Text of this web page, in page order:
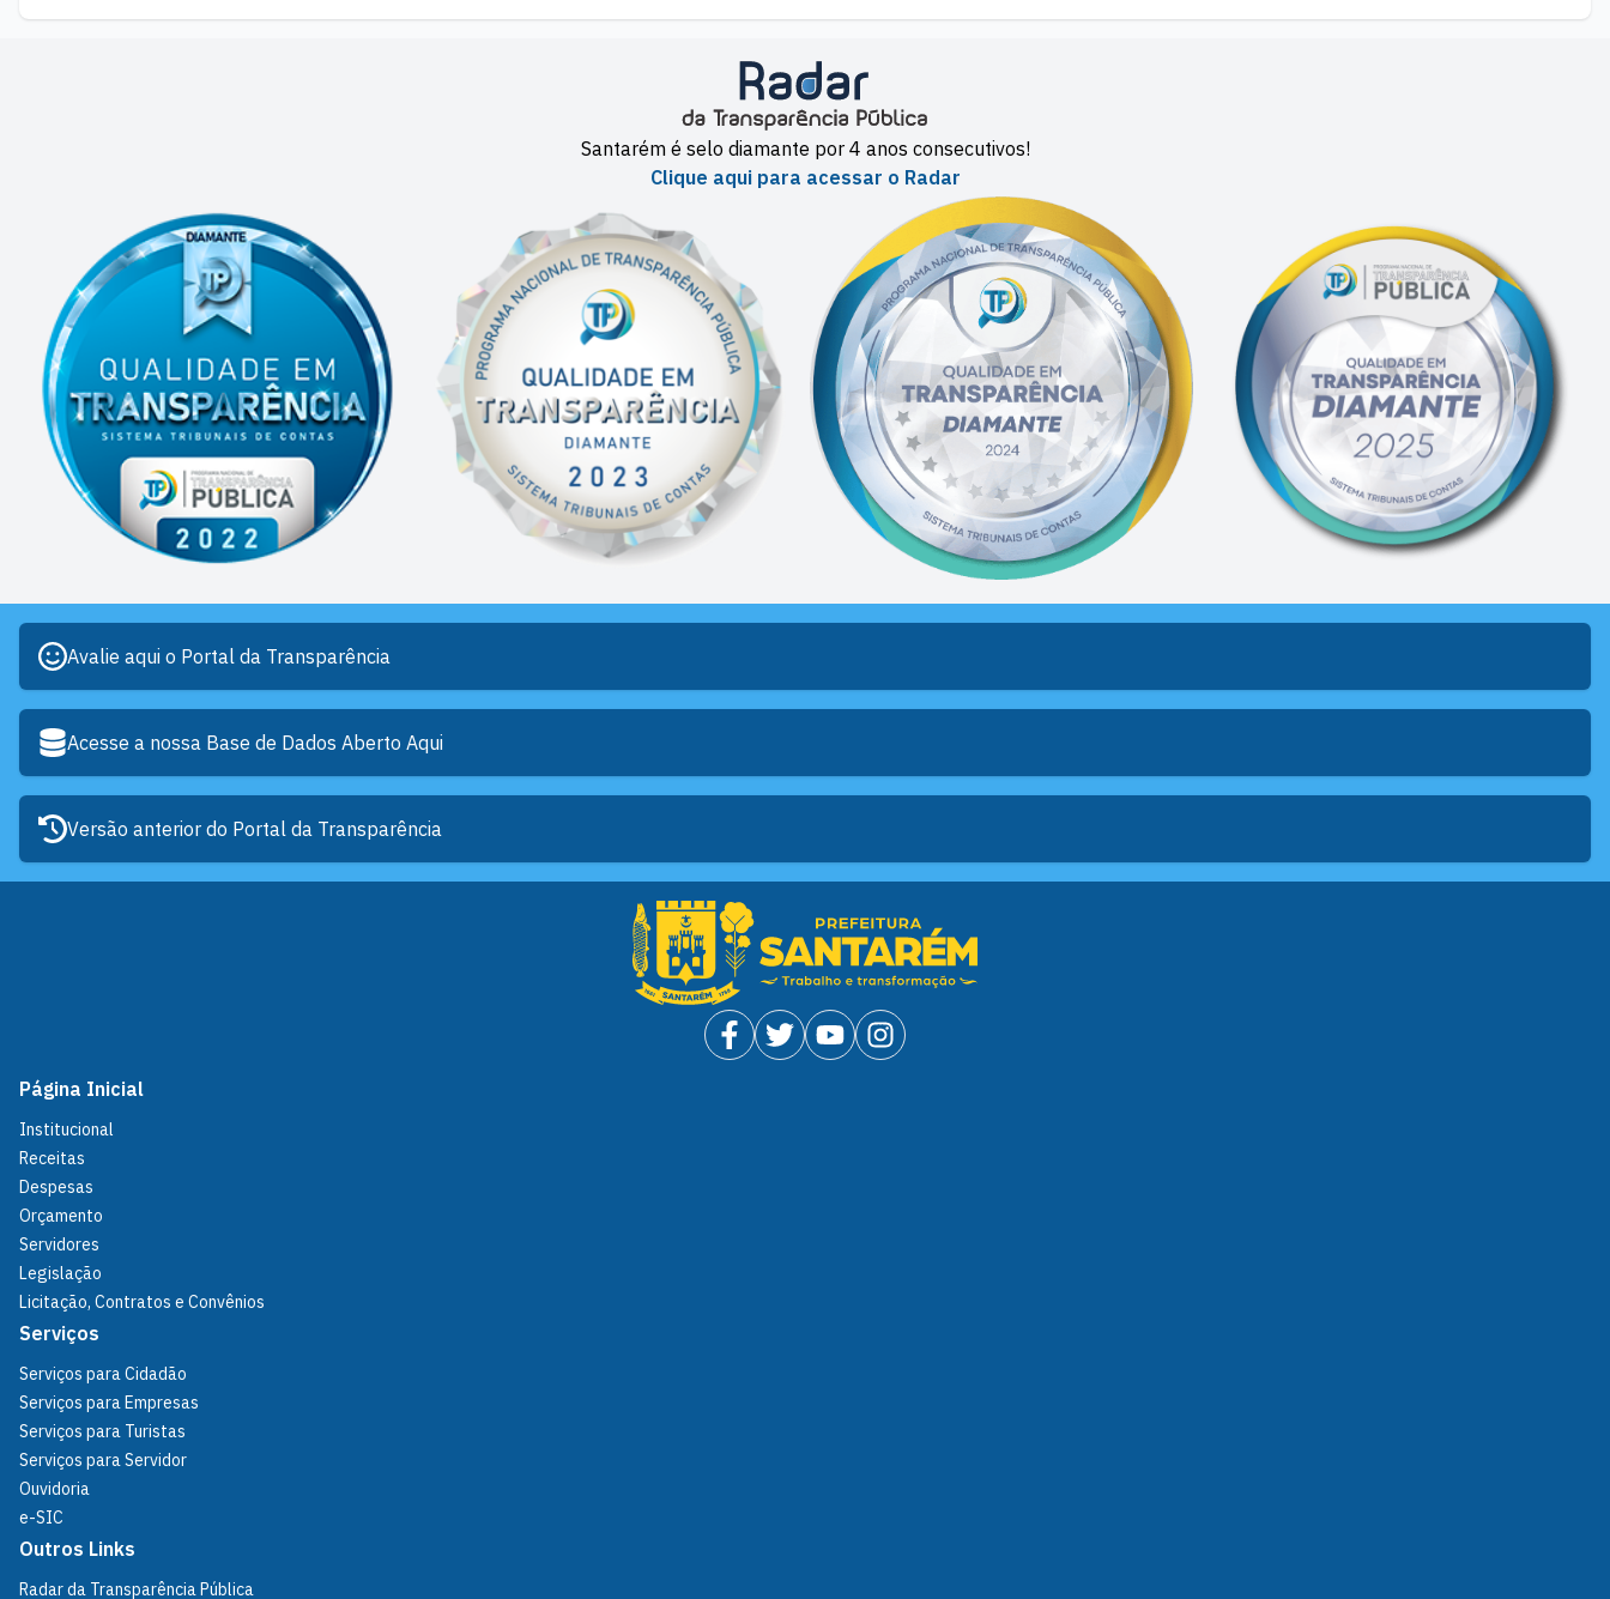
Santarém é selo diamante por 4 anos consecutivos!
Clique aqui para acessar o Radar
Avalie aqui o Portal da Transparência
Acesse a nossa Base de Dados Aberto Aqui
Versão anterior do Portal da Transparência
Página Inicial
Institucional
Receitas
Despesas
Orçamento
Servidores
Legislação
Licitação, Contratos e Convênios
Serviços
Serviços para Cidadão
Serviços para Empresas
Serviços para Turistas
Serviços para Servidor
Ouvidoria
e-SIC
Outros Links
Radar da Transparência Pública